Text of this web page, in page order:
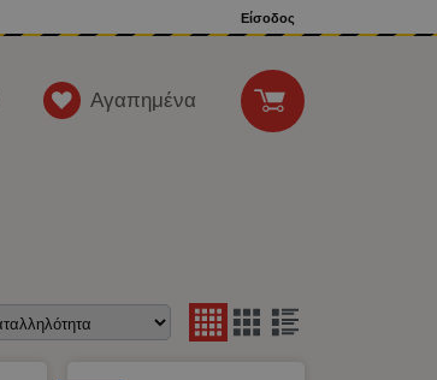
Είσοδος
Αγαπημένα